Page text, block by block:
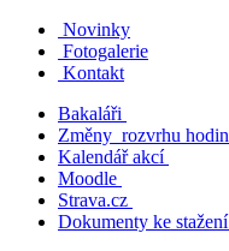
Novinky
Fotogalerie
Kontakt
Bakaláři
Změny rozvrhu hodin
Kalendář akcí
Moodle
Strava.cz
Dokumenty ke stažení